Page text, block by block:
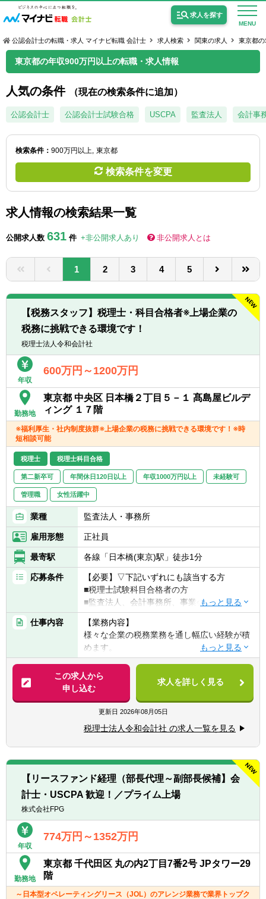
MENU
求人を探す
公認会計士の求人
監査法人の求人
USCPA（米国公認会計士）の求人
転職お役立ち情報
ご利用ガイド
業界情報
求人情報
公認会計士の転職・求人 マイナビ転職 会計士 求人検索 関東の求人 東京都の
東京都の年収900万円以上の転職・求人情報
人気の条件 （現在の検索条件に追加）
公認会計士 公認会計士試験合格 USCPA 監査法人 会計事
検索条件： 900万円以上 東京都
検索条件を変更
求人情報の検索結果一覧
公開求人数 631 件 +非公開求人あり 非公開求人とは
1 2 3 4 5
【税務スタッフ】税理士・科目合格者※上場企業の
税務に挑戦できる環境です！
税理士法人令和会計社
年収
600万円～1200万円
勤務地
東京都 中央区 日本橋２丁目５－１ 髙島屋ビルデ
ィング １７階
※福利厚生・社内制度抜群※上場企業の税務に挑戦できる環境です！※時
短相談可能
税理士 税理士科目合格
第二新卒可 年間休日120日以上 年収1000万円以上 未経験可
管理職 女性活躍中
業種 監査法人・事務所
雇用形態 正社員
最寄駅 各線「日本橋(東京)駅」徒歩1分
応募条件
【必要】▽下記いずれにも該当する方
■税理士試験科目合格者の方
■監査法人、会計事務所、事業会社経理何れ
かの経験を有する方となります。
【歓迎】
■税理士資格保有者
■官報合格者
仕事内容
【業務内容】
様々な企業の税務業務を通し幅広い経験が積
めます。
・税務相談、コンサルティング業務（連結納
税や組織再編等）
・税務デューデリジェンス
・各種税務申告書作成
・年末調整、確定申告業務
・法人設立に関する手続き及び届出
【同社で働くポイント】
・大手・上場企業の税務を経験することがで
きます。
・一部ではなくクライアントの税務に一環し
この求人から
申し込む
求人を詳しく見る
更新日 2026年08月05日
税理士法人令和会計社 の求人一覧を見る
【リースファンド経理（部長代理～副部長候補】会
計士・USCPA 歓迎！／プライム上場
株式会社FPG
年収
774万円～1352万円
勤務地
東京都 千代田区 丸の内2丁目7番2号 JPタワー29
階
～日本型オペレーティングリース（JOL）のアレンジ業務で業界トップク